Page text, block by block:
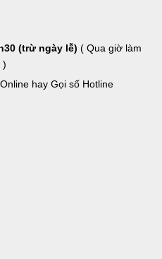
(trừ ngày lễ) ( Qua giờ làm
)
hay Gọi số Hotline